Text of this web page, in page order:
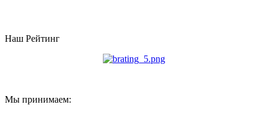
Наш Рейтинг
Мы принимаем: